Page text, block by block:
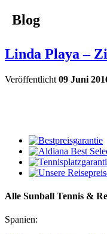
Blog
Linda Playa –
Veröffentlicht 09 Juni
Alle Sunball Tennis &
Spanien: